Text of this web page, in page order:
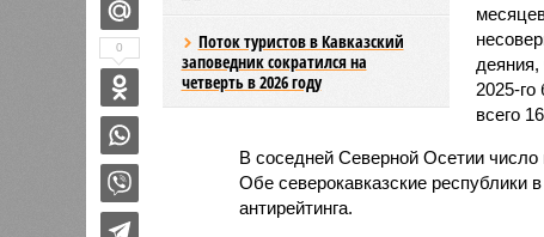
Поток туристов в Кавказский
заповедник сократился на
четверть в 2026 году
2025-
всего
В соседней Северной Осетии число
Обе северокавказские республики
антирейтинга.
0